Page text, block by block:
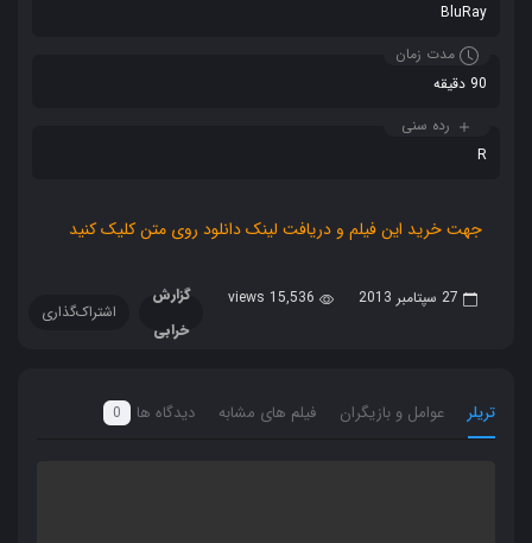
BluRay
مدت زمان
90 دقیقه
رده سنی
R
جهت خرید این فیلم و دریافت لینک دانلود روی متن کلیک کنید
27 سپتامبر 2013 15,536 views
گزارش
خرابی
اشتراک‌گذاری
تریلر عوامل و بازیگران فیلم های مشابه دیدگاه ها 0